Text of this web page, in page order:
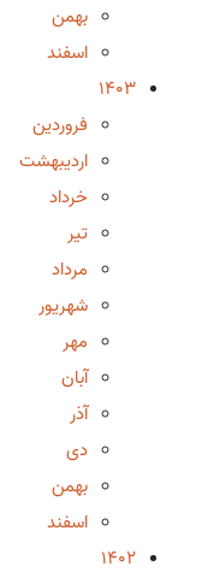
بهمن
اسفند
1403
فروردین
اردیبهشت
خرداد
تیر
مرداد
شهریور
مهر
آبان
آذر
دی
بهمن
اسفند
1402